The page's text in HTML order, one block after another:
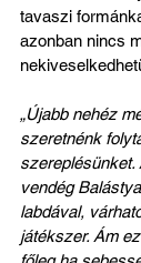
tavaszi
azonban nincs
„Újabb nehéz
szeretnénk
vendég
labdával,
játékszer. Ám